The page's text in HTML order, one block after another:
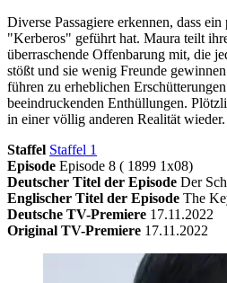
Diverse Passagiere erkennen, dass
"Kerberos" geführt hat. Maura teilt
überraschende Offenbarung mit, die
stößt und sie wenig Freunde
führen zu erheblichen
beeindruckenden Enthüllungen.
in einer völlig anderen Realität wieder.
Staffel Staffel 1
Episode Episode 8 ( 1899 1x08)
Deutscher Titel der Episode Der
Englischer Titel der Episode The
Deutsche TV-Premiere 17.11.2022
Original TV-Premiere 17.11.2022